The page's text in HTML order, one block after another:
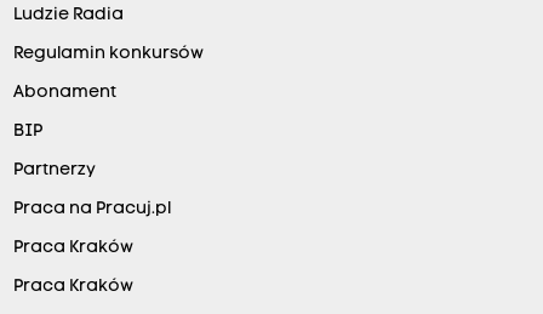
Ludzie Radia
Regulamin konkursów
Abonament
BIP
Partnerzy
Praca na Pracuj.pl
Praca Kraków
Praca Kraków